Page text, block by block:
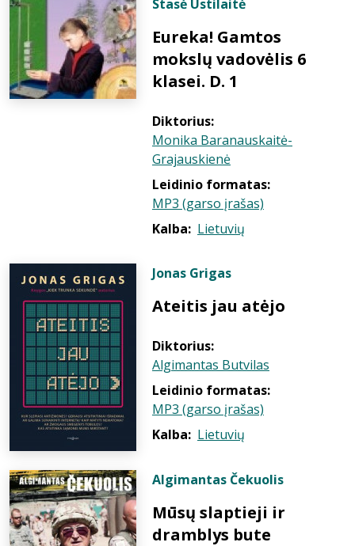
Stasė Ustilaitė
Eureka! Gamtos
mokslų vadovėlis 6
klasei. D. 1
Diktorius:
Monika Baranauskaitė-
Grajauskienė
Leidinio formatas:
MP3 (garso įrašas)
Kalba: Lietuvių
Jonas Grigas
Ateitis jau atėjo
Diktorius:
Algimantas Butvilas
Leidinio formatas:
MP3 (garso įrašas)
Kalba: Lietuvių
Algimantas Čekuolis
Mūsų slaptieji ir
dramblys bute